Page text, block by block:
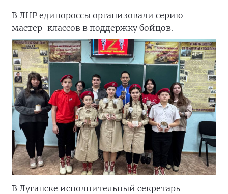
В ЛНР единороссы организовали серию
мастер-классов в поддержку бойцов.
В Луганске исполнительный секретарь